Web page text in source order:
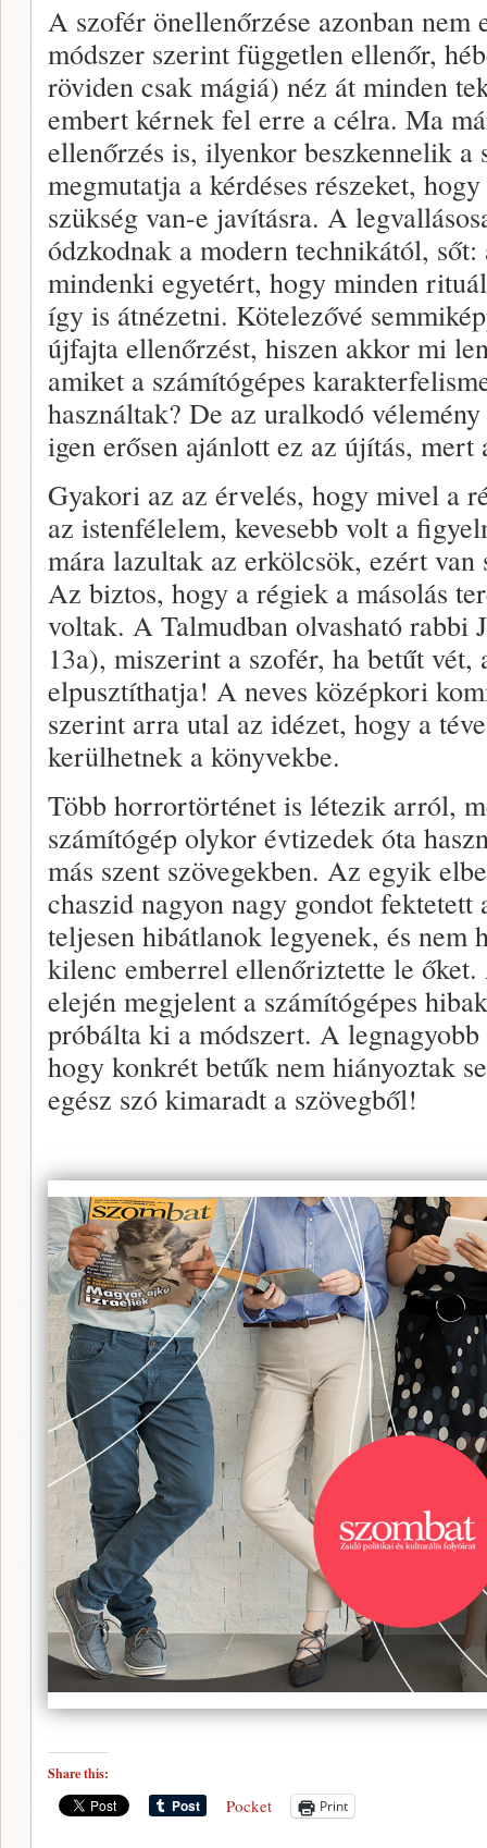
A szofér önellenőrzése azonban nem
módszer szerint független ellenőr,
röviden csak mágiá) néz át minden
embert kérnek fel erre a célra. Ma
ellenőrzés is, ilyenkor beszkennelik a
megmutatja a kérdéses részeket,
szükség van-e javításra. A
ódzkodnak a modern technikától,
mindenki egyetért, hogy minden
így is átnézetni. Kötelezővé
újfajta ellenőrzést, hiszen akkor mi
amiket a számítógépes
használtak? De az uralkodó
igen erősen ajánlott ez az újítás,
Gyakori az az érvelés, hogy mivel a
az istenfélelem, kevesebb volt a
mára lazultak az erkölcsök, ezért
Az biztos, hogy a régiek a másolás
voltak. A Talmudban olvasható rabbi
13a), miszerint a szofér, ha betűt vét,
elpusztíthatja! A neves középkori
szerint arra utal az idézet, hogy a
kerülhetnek a könyvekbe.
Több horrortörténet is létezik arról,
számítógép olykor évtizedek óta
más szent szövegekben. Az egyik
chaszid nagyon nagy gondot
teljesen hibátlanok legyenek, és nem
kilenc emberrel ellenőriztette le
elején megjelent a számítógépes
próbálta ki a módszert. A
hogy konkrét betűk nem hiányoztak
egész szó kimaradt a szövegből!
Share this:
Pocket Print